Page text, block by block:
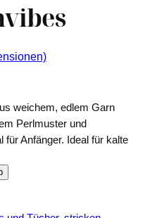
weichem, edlem Garn
Perlmuster und
für Anfänger. Ideal für kalte